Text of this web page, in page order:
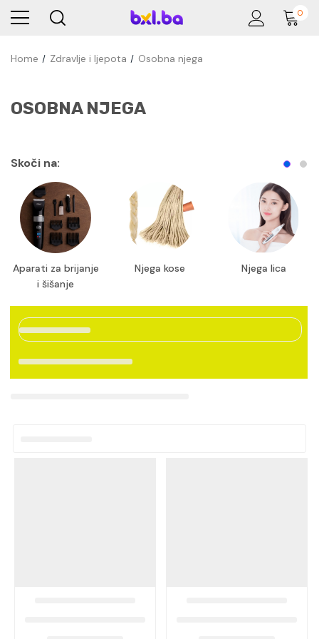
0
Home Zdravlje i ljepota Osobna njega
OSOBNA NJEGA
Skoči na:
Aparati za brijanje
i šišanje
Njega kose Njega lica